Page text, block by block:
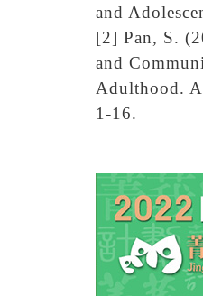
and
[2] Pan, S.
and
Adulthood.
1-16.